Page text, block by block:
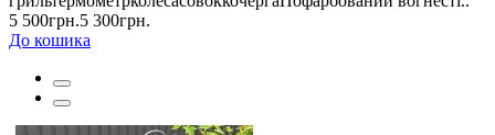
5 500грн.5 300грн.
До кошика